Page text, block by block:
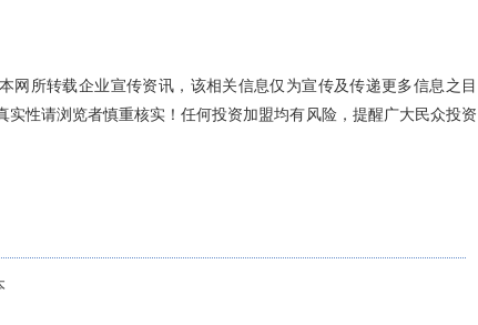
网所转载企业宣传资讯，该相关信息仅为宣传及传递更多信息之目
实性请浏览者慎重核实！任何投资加盟均有风险，提醒广大民众投资